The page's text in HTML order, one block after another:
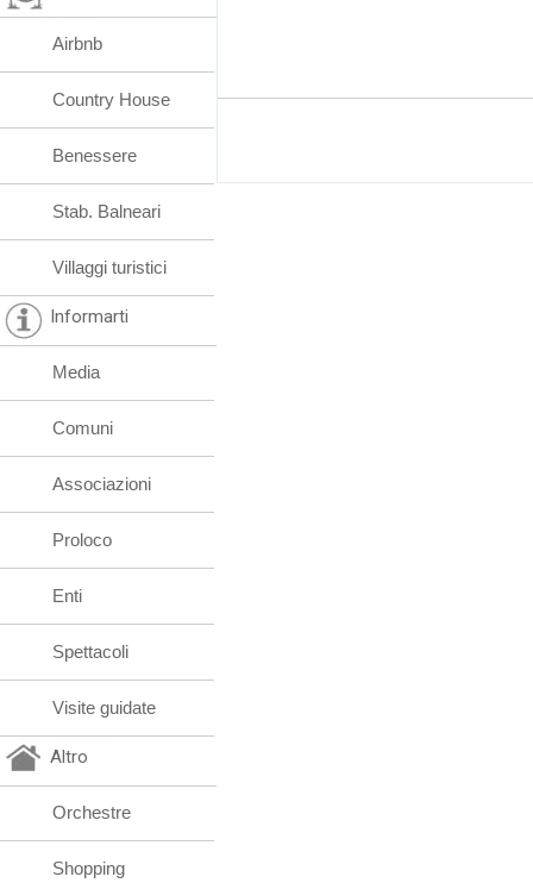
Airbnb
Country House
Benessere
Stab. Balneari
Villaggi turistici
Informarti
Media
Comuni
Associazioni
Proloco
Enti
Spettacoli
Visite guidate
Altro
Orchestre
Shopping